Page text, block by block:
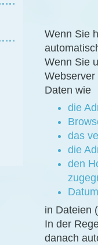
Wenn Sie
Wenn Sie
Daten wie
die
das
die
den
in Dateien
In der
danach